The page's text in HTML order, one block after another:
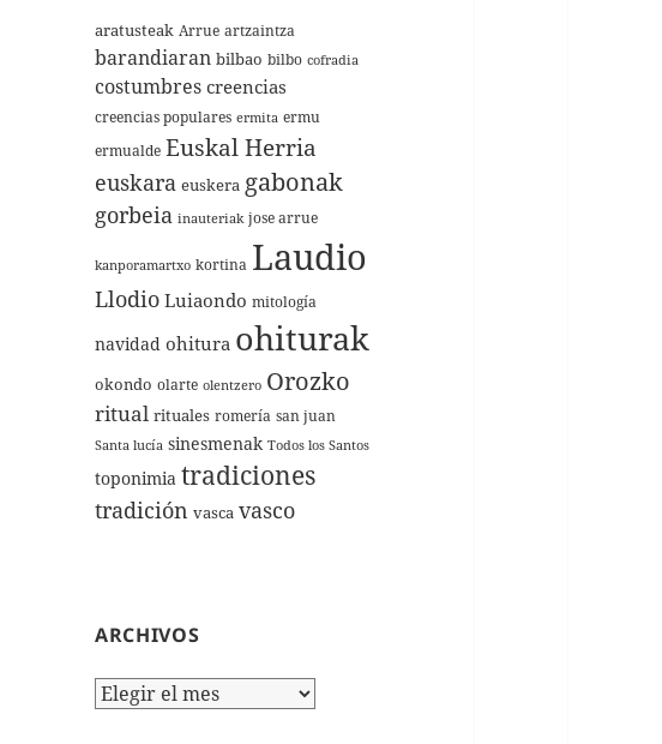
aratusteak Arrue artzaintza
barandiaran bilbao bilbo cofradia
costumbres creencias
creencias populares ermita ermu
ermualde Euskal Herria
euskara euskera gabonak
gorbeia inauteriak jose arrue
kanporamartxo kortina Laudio
Llodio Luiaondo mitología
navidad ohitura ohiturak
okondo olarte olentzero Orozko
ritual rituales romería san juan
Santa lucía sinesmenak Todos los Santos
toponimia tradiciones
tradición vasca vasco
ARCHIVOS
Archivos